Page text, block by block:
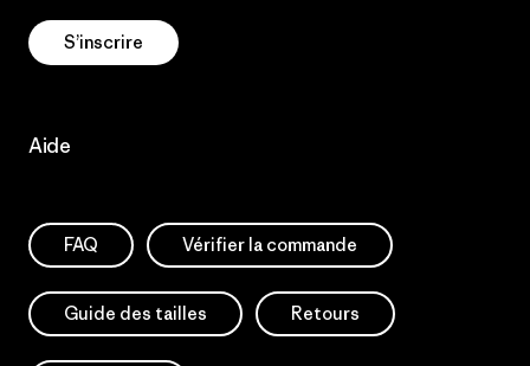
S’inscrire
Aide
FAQ Vérifier la commande
Guide des tailles Retours